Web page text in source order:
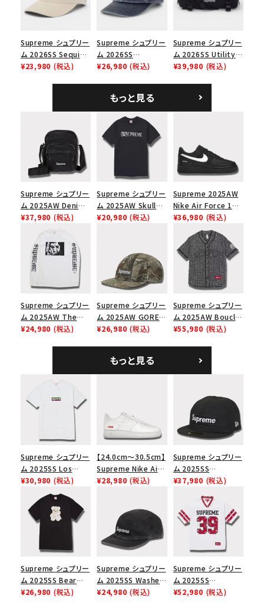
Supreme シュプリー
ム 2026SS Sequin
Denim Classic
ャップ ナチュラル
¥23,980 (税込)
Supreme シュプリー
ム 2026SS
Pigment Coated S
ゴ 6パネル ネイビー
¥26,980 (税込)
Supreme シュプリー
ム 2026SS Utility
Bag ユーティリティ
¥39,980 (税込)
もっと見る
Supreme シュプリー
ム 2025AW Denim
Shoulder Bag デニ
ブラック
¥37,980 (税込)
Supreme シュプリー
ム 2025AW Skull
Tee スカル Tシャツ
¥20,980 (税込)
Supreme 2025AW
Nike Air Force 1
Low シュプリーム ナ
イキエアフォース１ス
ニーカー シューズ ブ
ラック
¥36,980 (税込)
Supreme シュプリー
ム 2025AW The
Exorcist Mother
¥24,980 (税込)
Supreme シュプリー
ム 2025AW GORE-
TEX Zip Pocket
キャンプ キャップ リ
アルツリーAPカモ
¥26,980 (税込)
Supreme シュプリー
ム 2025AW Boucle
Baseball Jersey ブ
¥55,980 (税込)
もっと見る
Supreme シュプリー
ム 2025SS Los
Angeles Fire Relief
Box Logo Tee ファ
イヤーリリーフボック
スロゴTシャツ ホワ
イト 白
¥30,980 (税込)
【24.0cm～30.5cm】
Supreme Nike Air
Force 1 Low シュプ
ューズ ホワイト
¥28,980 (税込)
Supreme シュプリー
ム 2025SS
Championship Box
チャンピオンシップボ
ックスロゴニューエラ
キャップ ブラック 黒
¥37,980 (税込)
Supreme シュプリー
ム 2025SS Bear
Tee ベア Tシャツ ブ
¥26,980 (税込)
Supreme シュプリー
ム 2025SS Washed
Chino Twill Camp
¥24,980 (税込)
Supreme シュプリー
ム 2025SS
Bandana Football
¥52,980 (税込)